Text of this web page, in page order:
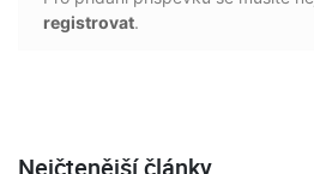
registrovat.
Nejčtenější články